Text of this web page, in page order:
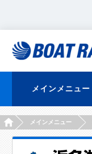
メインメニュー
HOMEメインメニュー